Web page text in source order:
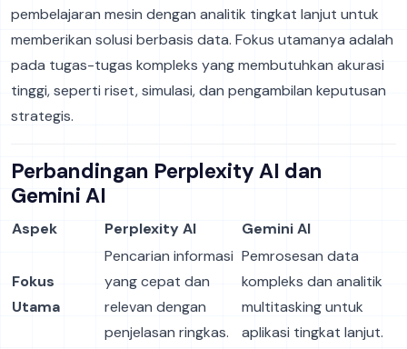
pembelajaran mesin dengan analitik tingkat lanjut untuk
memberikan solusi berbasis data. Fokus utamanya adalah
pada tugas-tugas kompleks yang membutuhkan akurasi
tinggi, seperti riset, simulasi, dan pengambilan keputusan
strategis.
Perbandingan Perplexity AI dan
Gemini AI
Aspek Perplexity AI Gemini AI
Fokus
Utama
Pencarian informasi
yang cepat dan
relevan dengan
penjelasan ringkas.
Pemrosesan data
kompleks dan analitik
multitasking untuk
aplikasi tingkat lanjut.